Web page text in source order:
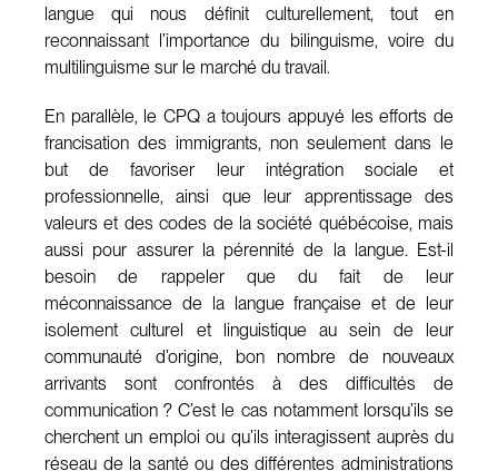
langue qui nous définit culturellement, tout en
reconnaissant l’importance du bilinguisme, voire du
multilinguisme sur le marché du travail.
En parallèle, le CPQ a toujours appuyé les efforts de
francisation des immigrants, non seulement dans le
but de favoriser leur intégration sociale et
professionnelle, ainsi que leur apprentissage des
valeurs et des codes de la société québécoise, mais
aussi pour assurer la pérennité de la langue. Est-il
besoin de rappeler que du fait de leur
méconnaissance de la langue française et de leur
isolement culturel et linguistique au sein de leur
communauté d’origine, bon nombre de nouveaux
arrivants sont confrontés à des difficultés de
communication ? C’est le cas notamment lorsqu’ils se
cherchent un emploi ou qu’ils interagissent auprès du
réseau de la santé ou des différentes administrations